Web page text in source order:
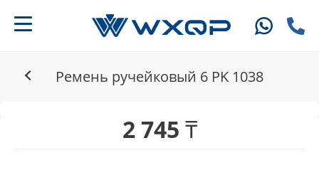
Ремень ручейковый 6 PK 1038
2 745 ₸